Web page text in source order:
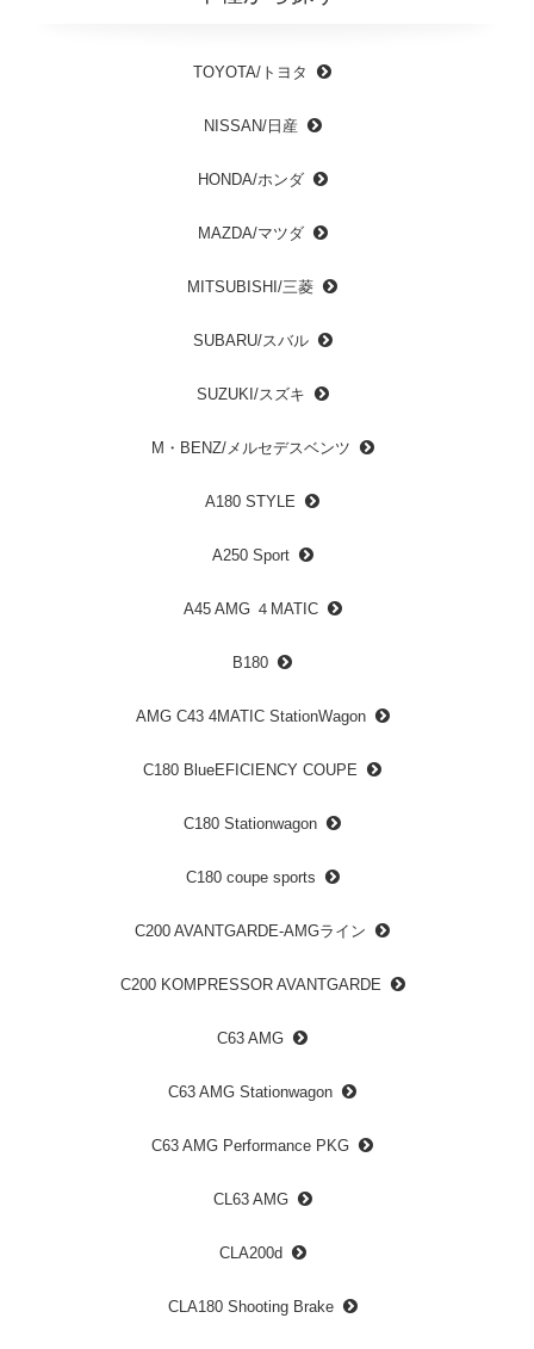
TOYOTA/トヨタ
NISSAN/日産
HONDA/ホンダ
MAZDA/マツダ
MITSUBISHI/三菱
SUBARU/スバル
SUZUKI/スズキ
M・BENZ/メルセデスベンツ
A180 STYLE
A250 Sport
A45 AMG ４MATIC
B180
AMG C43 4MATIC StationWagon
C180 BlueEFICIENCY COUPE
C180 Stationwagon
C180 coupe sports
C200 AVANTGARDE-AMGライン
C200 KOMPRESSOR AVANTGARDE
C63 AMG
C63 AMG Stationwagon
C63 AMG Performance PKG
CL63 AMG
CLA200d
CLA180 Shooting Brake